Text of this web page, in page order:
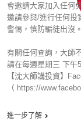
會邀請大家加入任何
邀請參與/進行任何投
警惕，慎防騙徒出沒。
有關任何查詢，大師
請在每週星期三 下午
【沈大師講投資】
（ https://
進一步了解